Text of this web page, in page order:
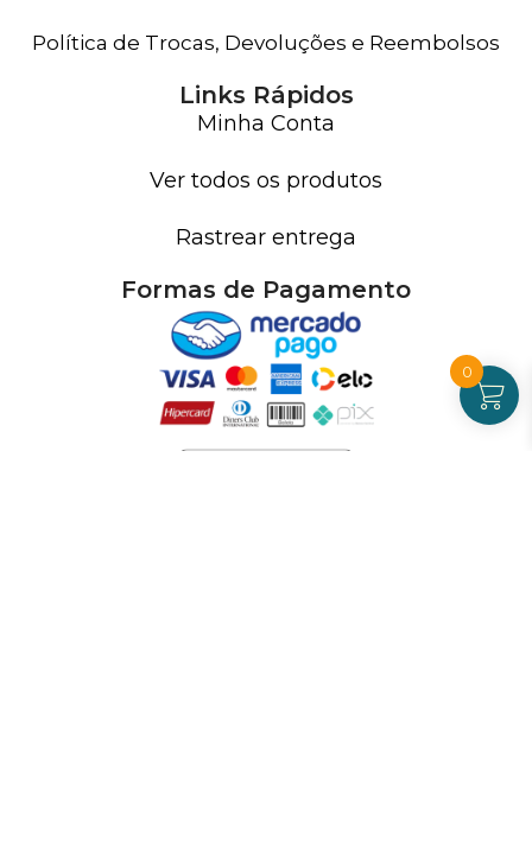
Política de Trocas, Devoluções e Reembolsos
Links Rápidos
Minha Conta
Ver todos os produtos
Rastrear entrega
Formas de Pagamento
0